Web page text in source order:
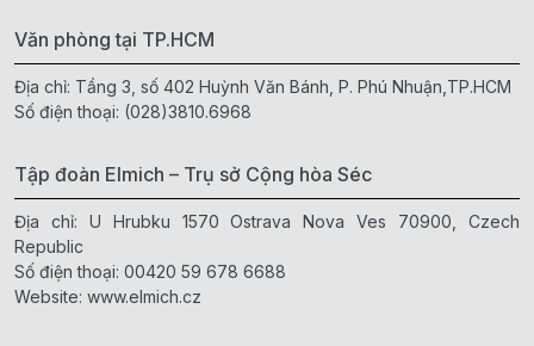
Văn phòng tại TP.HCM
Địa chỉ: Tầng 3, số 402 Huỳnh Văn Bánh, P. Phú Nhuận,TP.HCM
Số điện thoại: (028)3810.6968
Tập đoàn Elmich – Trụ sở Cộng hòa Séc
Địa chỉ: U Hrubku 1570 Ostrava Nova Ves 70900, Czech
Republic
Số điện thoại: 00420 59 678 6688
Website: www.elmich.cz